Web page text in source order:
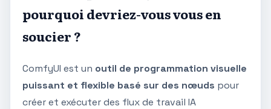
pourquoi devriez-vous vous en
soucier ?
ComfyUI est un outil de programmation visuelle
puissant et flexible basé sur des nœuds pour
créer et exécuter des flux de travail IA